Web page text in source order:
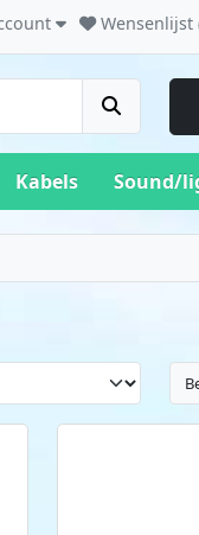
Wensenlijst
Kabels Sound/